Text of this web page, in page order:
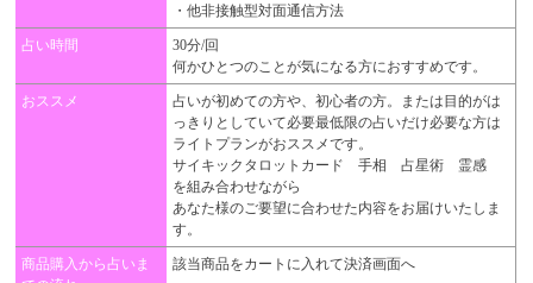
・他非接触型対面通信方法
占い時間
30分/回
何かひとつのことが気になる方におすすめです。
おススメ
占いが初めての方や、初心者の方。または目的がは
っきりとしていて必要最低限の占いだけ必要な方は
ライトプランがおススメです。
​​サイキックタロットカード 手相 占星術 霊感
を組み合わせながら​
​​あなた様のご要望に合わせた内容をお届けいたしま
す。​
商品購入から占いま
該当商品をカートに入れて決済画面へ